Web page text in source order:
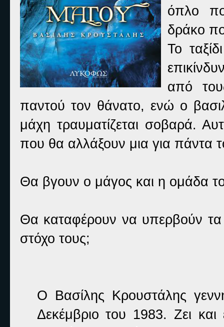
όπλο
δράκο
Το
από
παντού τον θάνατο, ενώ ο
μάχη τραυματίζεται σοβαρά.
που θα αλλάξουν μια για πάντα
Θα βγουν ο μάγος και η ομάδα
Θα καταφέρουν να υπερβούν
στόχο τους;
Ο Βασίλης Κρουστάλης
Δεκέμβριο του 1983. Ζει